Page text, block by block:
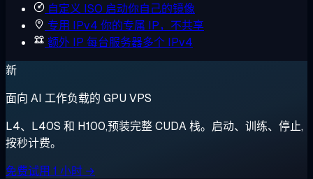
自定义 ISO 启动你自己的镜像
专用 IPv4 你的专属 IP，不共享
额外 IP 每台服务器多个 IPv4
新
面向 AI 工作负载的 GPU VPS
L4、L40S 和 H100,预装完整 CUDA 栈。启动、训练、停止,
按秒计费。
免费试用 1 小时 →